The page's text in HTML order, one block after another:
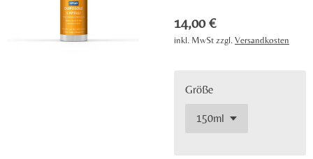
14,00 €
inkl. MwSt zzgl. Versandkosten
Größe